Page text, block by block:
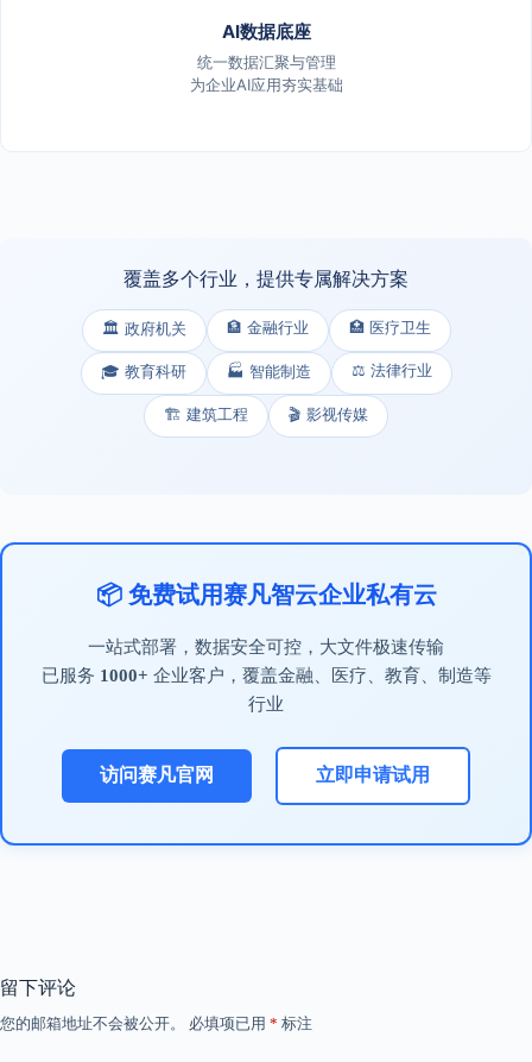
AI数据底座
统一数据汇聚与管理
为企业AI应用夯实基础
覆盖多个行业，提供专属解决方案
🏛️ 政府机关 🏦 金融行业 🏥 医疗卫生
🎓 教育科研 🏭 智能制造 ⚖️ 法律行业
🏗️ 建筑工程 🎬 影视传媒
📦 免费试用赛凡智云企业私有云
一站式部署，数据安全可控，大文件极速传输
已服务 1000+ 企业客户，覆盖金融、医疗、教育、制造等
行业
访问赛凡官网 立即申请试用
留下评论
您的邮箱地址不会被公开。 必填项已用 * 标注